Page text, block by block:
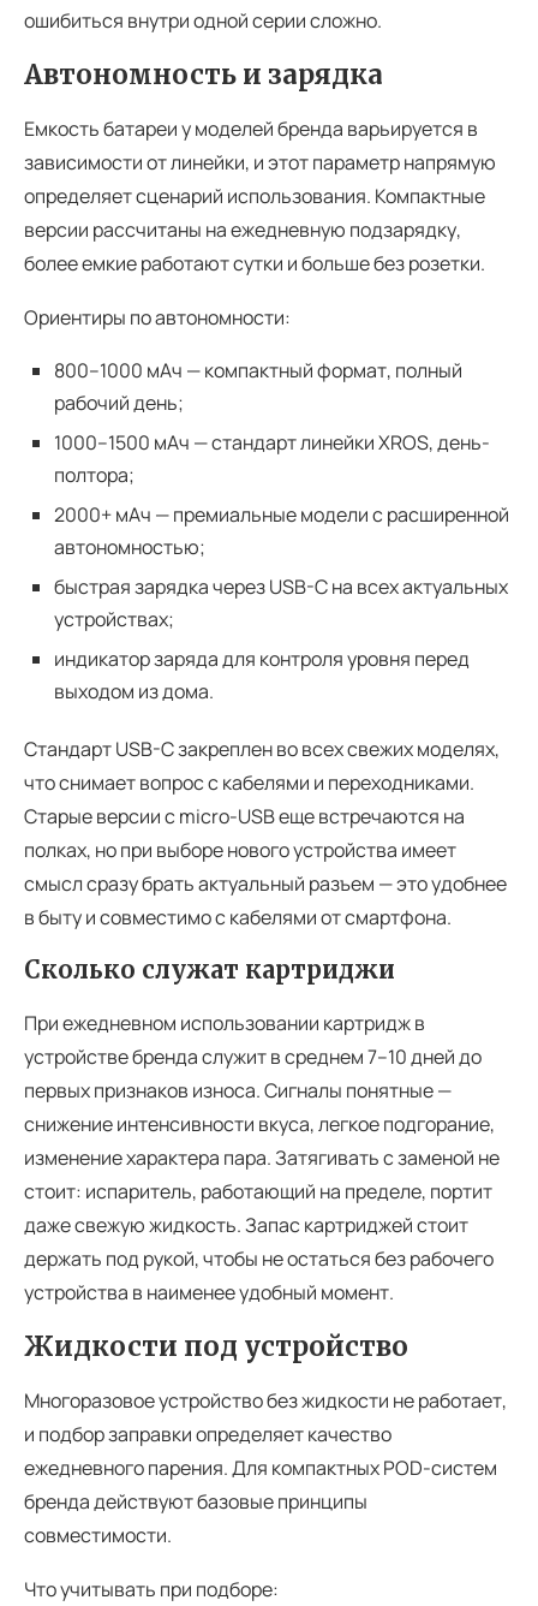
ошибиться внутри одной серии сложно.
Автономность и зарядка
Емкость батареи у моделей бренда варьируется в
зависимости от линейки, и этот параметр напрямую
определяет сценарий использования. Компактные
версии рассчитаны на ежедневную подзарядку,
более емкие работают сутки и больше без розетки.
Ориентиры по автономности:
800–1000 мАч — компактный формат, полный
рабочий день;
1000–1500 мАч — стандарт линейки XROS, день-
полтора;
2000+ мАч — премиальные модели с расширенной
автономностью;
быстрая зарядка через USB-C на всех актуальных
устройствах;
индикатор заряда для контроля уровня перед
выходом из дома.
Стандарт USB-C закреплен во всех свежих моделях,
что снимает вопрос с кабелями и переходниками.
Старые версии с micro-USB еще встречаются на
полках, но при выборе нового устройства имеет
смысл сразу брать актуальный разъем — это удобнее
в быту и совместимо с кабелями от смартфона.
Сколько служат картриджи
При ежедневном использовании картридж в
устройстве бренда служит в среднем 7–10 дней до
первых признаков износа. Сигналы понятные —
снижение интенсивности вкуса, легкое подгорание,
изменение характера пара. Затягивать с заменой не
стоит: испаритель, работающий на пределе, портит
даже свежую жидкость. Запас картриджей стоит
держать под рукой, чтобы не остаться без рабочего
устройства в наименее удобный момент.
Жидкости под устройство
Многоразовое устройство без жидкости не работает,
и подбор заправки определяет качество
ежедневного парения. Для компактных POD-систем
бренда действуют базовые принципы
совместимости.
Что учитывать при подборе: